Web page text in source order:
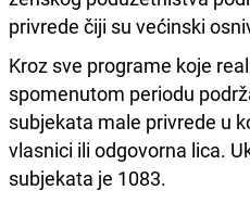
privrede čiji su većinski
Kroz sve programe koje
spomenutom periodu
subjekata male privrede u
vlasnici ili odgovorna lica.
subjekata je 1083.